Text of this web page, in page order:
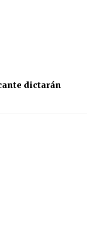
dictarán